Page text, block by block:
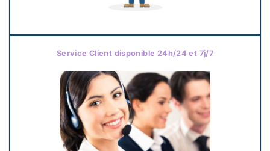
Service Client disponible 24h/24 et 7j/7